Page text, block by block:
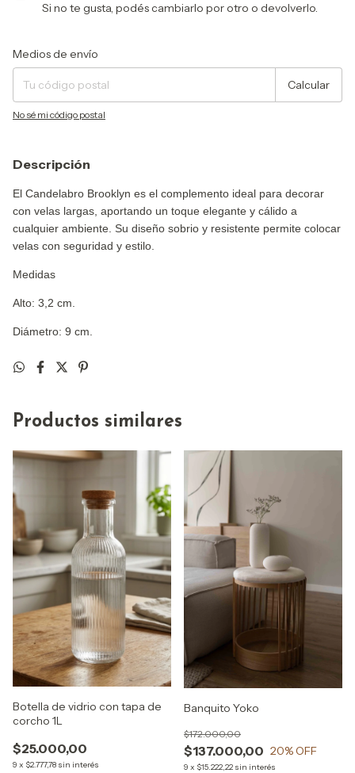
Si no te gusta, podés cambiarlo por otro o devolverlo.
Entregas para el CP:
Medios de envío
Calcular
No sé mi código postal
Descripción
El Candelabro Brooklyn es el complemento ideal para decorar
con velas largas, aportando un toque elegante y cálido a
cualquier ambiente. Su diseño sobrio y resistente permite colocar
velas con seguridad y estilo.
Medidas
Alto: 3,2 cm.
Diámetro: 9 cm.
Productos similares
Botella de vidrio con tapa de
corcho 1L
$25.000,00
9 x $2.777,78 sin interés
Banquito Yoko
$137.000,00
$172.000,00
20% OFF
9 x $15.222,22 sin interés